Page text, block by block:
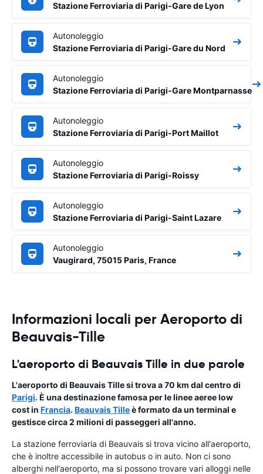
Stazione Ferroviaria di Parigi-Gare de Lyon
Autonoleggio
Stazione Ferroviaria di Parigi-Gare du Nord
Autonoleggio
Stazione Ferroviaria di Parigi-Gare Montparnasse
Autonoleggio
Stazione Ferroviaria di Parigi-Port Maillot
Autonoleggio
Stazione Ferroviaria di Parigi-Roissy
Autonoleggio
Stazione Ferroviaria di Parigi-Saint Lazare
Autonoleggio
Vaugirard, 75015 Paris, France
Informazioni locali per Aeroporto di
Beauvais-Tille
L'aeroporto di Beauvais Tille in due parole
L'aeroporto di Beauvais Tille si trova a 70 km dal centro di
Parigi. È una destinazione famosa per le linee aeree low
cost in Francia. Beauvais Tilleè formato da un terminal e
gestisce circa 2 milioni di passeggeri all'anno.
La stazione ferroviaria di Beauvais si trova vicino all'aeroporto,
che è inoltre accessibile in autobus o in auto. Non ci sono
alberghi nell'aeroporto, ma si possono trovare vari alloggi nelle